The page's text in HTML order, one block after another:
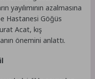
yayılımının azalmasına
Hastanesi Göğüs
Acat, kış
önemini anlattı.